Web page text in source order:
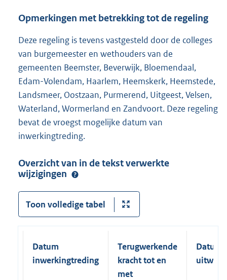
Opmerkingen met betrekking tot de regeling
Deze regeling is tevens vastgesteld door de colleges
van burgemeester en wethouders van de
gemeenten Beemster, Beverwijk, Bloemendaal,
Edam-Volendam, Haarlem, Heemskerk, Heemstede,
Landsmeer, Oostzaan, Purmerend, Uitgeest, Velsen,
Waterland, Wormerland en Zandvoort. Deze regeling
bevat de vroegst mogelijke datum van
inwerkingtreding.
Overzicht van in de tekst verwerkte
wijzigingen
Toon volledige tabel
Datum
inwerkingtreding
Terugwerkende
kracht tot en
met
Datum